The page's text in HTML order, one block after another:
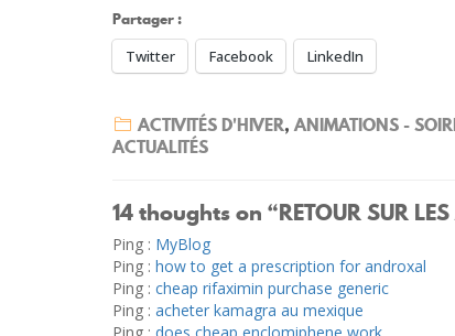
Partager :
Twitter
Facebook LinkedIn
ACTIVITÉS D'HIVER, ANIMATIONS -
ACTUALITÉS
14 thoughts on “RETOUR SUR
Ping : MyBlog
Ping : how to get a prescription for androxal
Ping : cheap rifaximin purchase generic
Ping : acheter kamagra au mexique